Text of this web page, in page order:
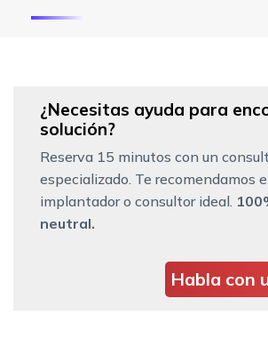
¿Necesitas ayuda para
solución?
Reserva 15 minutos con un
especializado. Te recomendamos
implantador o consultor ideal.
neutral.
Habla con